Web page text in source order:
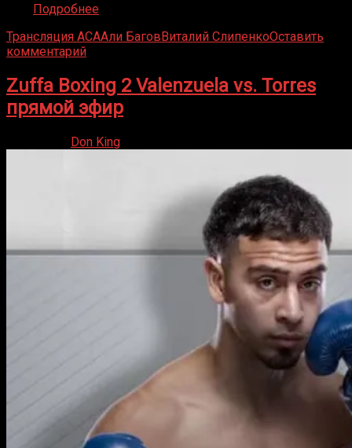
Подробнее
Трансляция ACAАли БаговВиталий СлипенкоОставить
комментарий
Zuffa Boxing 2 Valenzuela vs. Torres
прямой эфир
Don King